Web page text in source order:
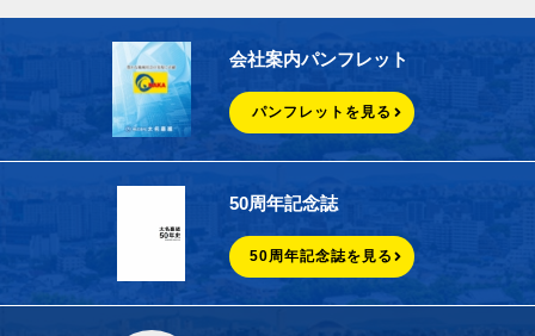
会社案内パンフレット
パンフレットを見る
50周年記念誌
50周年記念誌を見る